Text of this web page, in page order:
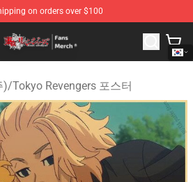
on orders over $100
Store - Official Tokyo Revengers
)/Tokyo Revengers 포스터